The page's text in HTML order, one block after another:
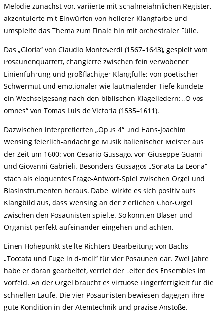
Melodie zunächst vor, variierte mit schalmeiähnlichen Register,
akzentuierte mit Einwürfen von hellerer Klangfarbe und
umspielte das Thema zum Finale hin mit orchestraler Fülle.
Das „Gloria“ von Claudio Monteverdi (1567–1643), gespielt vom
Posaunenquartett, changierte zwischen fein verwobener
Linienführung und großflächiger Klangfülle; von poetischer
Schwermut und emotionaler wie lautmalender Tiefe kündete
ein Wechselgesang nach den biblischen Klageliedern: „O vos
omnes“ von Tomas Luis de Victoria (1535–1611).
Dazwischen interpretierten „Opus 4“ und Hans-Joachim
Wensing feierlich-andächtige Musik italienischer Meister aus
der Zeit um 1600: von Cesario Gussago, von Giuseppe Guami
und Giovanni Gabrieli. Besonders Gussagos „Sonata La Leona“
stach als eloquentes Frage-Antwort-Spiel zwischen Orgel und
Blasinstrumenten heraus. Dabei wirkte es sich positiv aufs
Klangbild aus, dass Wensing an der zierlichen Chor-Orgel
zwischen den Posaunisten spielte. So konnten Bläser und
Organist perfekt aufeinander eingehen und achten.
Einen Höhepunkt stellte Richters Bearbeitung von Bachs
„Toccata und Fuge in d-moll“ für vier Posaunen dar. Zwei Jahre
habe er daran gearbeitet, verriet der Leiter des Ensembles im
Vorfeld. An der Orgel braucht es virtuose Fingerfertigkeit für die
schnellen Läufe. Die vier Posaunisten bewiesen dagegen ihre
gute Kondition in der Atemtechnik und präzise Anstöße.